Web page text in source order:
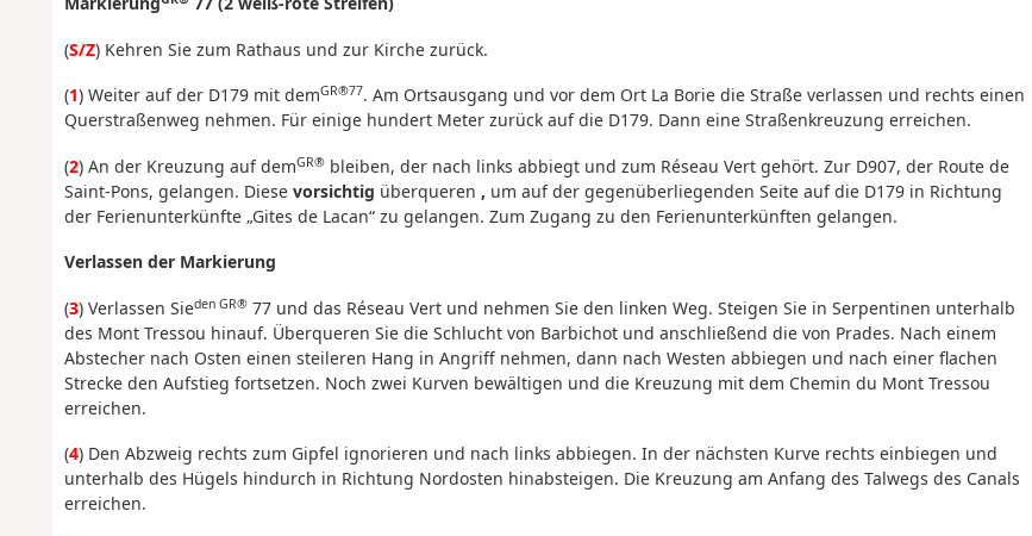
(S/Z) Kehren Sie zum Rathaus und zur Kirche zurück.
(1) Weiter auf der D179 mit demGR®77. Am Ortsausgang und vor dem Ort La Borie die Straße verlassen und rechts einen
Querstraßenweg nehmen. Für einige hundert Meter zurück auf die D179. Dann eine Straßenkreuzung erreichen.
(2) An der Kreuzung auf demGR®bleiben, der nach links abbiegt und zum Réseau Vert gehört. Zur D907, der Route de
Saint-Pons, gelangen. Diese vorsichtig überqueren , um auf der gegenüberliegenden Seite auf die D179 in Richtung
der Ferienunterkünfte „Gites de Lacan“ zu gelangen. Zum Zugang zu den Ferienunterkünften gelangen.
Verlassen der Markierung
(3) Verlassen Sieden GR®77 und das Réseau Vert und nehmen Sie den linken Weg. Steigen Sie in Serpentinen unterhalb
des Mont Tressou hinauf. Überqueren Sie die Schlucht von Barbichot und anschließend die von Prades. Nach einem
Abstecher nach Osten einen steileren Hang in Angriff nehmen, dann nach Westen abbiegen und nach einer flachen
Strecke den Aufstieg fortsetzen. Noch zwei Kurven bewältigen und die Kreuzung mit dem Chemin du Mont Tressou
erreichen.
(4) Den Abzweig rechts zum Gipfel ignorieren und nach links abbiegen. In der nächsten Kurve rechts einbiegen und
unterhalb des Hügels hindurch in Richtung Nordosten hinabsteigen. Die Kreuzung am Anfang des Talwegs des Canals
erreichen.